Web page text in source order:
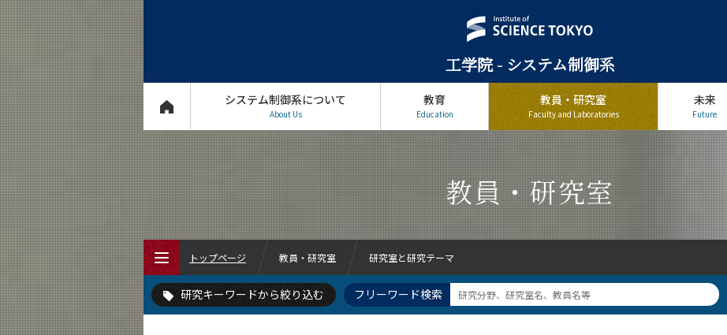
工学院 - システム制御系
システム制御系について
About Us
教育
Education
教員・研究室
Faculty and Laboratories
未来
Future
教員・研究室
トップページ 教員・研究室 研究室と研究テーマ
トップページ
研究キーワードから絞り込む フリーワード検索
エネルギーマネージメント コミュニケーションデザイン
マルチメディア処理 メカトロニクス
レーザー計測
ロボット聴覚と環境理解 不規則現象 交通制御 人工知能に基づく画像処理
分子ロボティクス
制御理論
創発システム 力学系理論 動作計画 医療介護ロボット 応用言語学（社会的
排気後処理
最適化 最適化・学習 機械学習 次世代流体制御 歩行・走行制御
現象モデリング・シミュレーション
生物模倣システム 生物物理学・非線形非平衡物理学 生物的アクチ
画像認識
知的センシング 知識管理論 確率力学 社会システムデザイン 福祉工学
精密計測
経済社会物理学・生物物理学 統計物理学 群知能 腐食解析 自己組織化
計算画像処理
逆問題 進化計算 適応・学習
音響・音声信号処理